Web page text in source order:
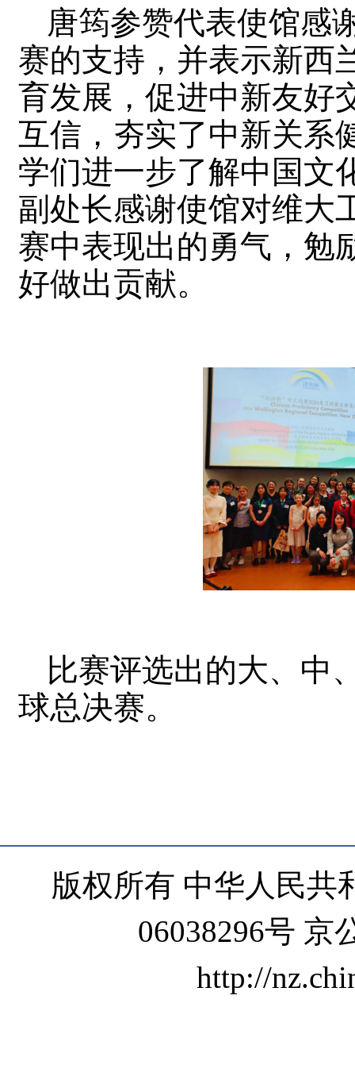
唐筠参赞代表使馆感
赛的支持，并表示新西
育发展，促进中新友好
互信，夯实了中新关系
学们进一步了解中国文
副处长感谢使馆对维大
赛中表现出的勇气，勉
好做出贡献。
比赛评选出的大、中
球总决赛。
版权所有 中华人民共
06038296号 京
http://